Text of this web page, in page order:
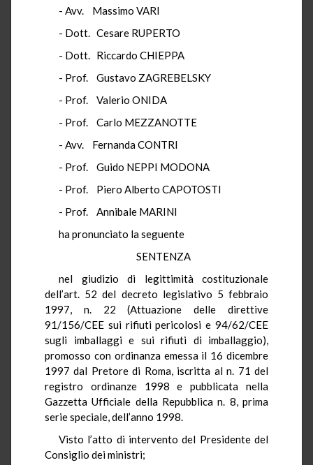
- Avv. Massimo VARI
- Dott. Cesare RUPERTO
- Dott. Riccardo CHIEPPA
- Prof. Gustavo ZAGREBELSKY
- Prof. Valerio ONIDA
- Prof. Carlo MEZZANOTTE
- Avv. Fernanda CONTRI
- Prof. Guido NEPPI MODONA
- Prof. Piero Alberto CAPOTOSTI
- Prof. Annibale MARINI
ha pronunciato la seguente
SENTENZA
nel giudizio di legittimità costituzionale
dell’art. 52 del decreto legislativo 5 febbraio
1997, n. 22 (Attuazione delle direttive
91/156/CEE sui rifiuti pericolosi e 94/62/CEE
sugli imballaggi e sui rifiuti di imballaggio),
promosso con ordinanza emessa il 16 dicembre
1997 dal Pretore di Roma, iscritta al n. 71 del
registro ordinanze 1998 e pubblicata nella
Gazzetta Ufficiale della Repubblica n. 8, prima
serie speciale, dell’anno 1998.
Visto l’atto di intervento del Presidente del
Consiglio dei ministri;